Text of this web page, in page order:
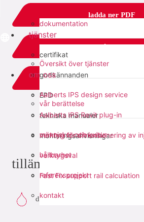
dokumentation
certifikat
godkännanden
EPD
tekniska manualer
monteringsanvisningar
tjänster
Översikt över tjänster
Aalberts IPS design service
Aalberts IPS Revit plug-in
verktyg för dimensionering av
verktygsval
Fast Fix support rail calculation
om oss
vår berättelse
människor och kultur
hållbarhet
referensprojekt
kontakt
ladda ner PDF
relaterat
add to list
dela med sig:
tillämpningar
dricksvatten